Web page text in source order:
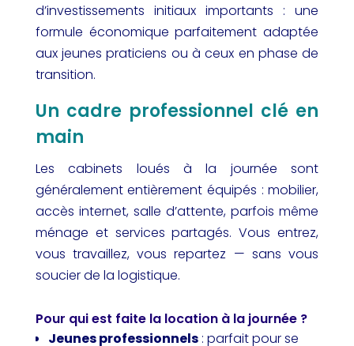
d’investissements initiaux importants : une
formule économique parfaitement adaptée
aux jeunes praticiens ou à ceux en phase de
transition.
Un cadre professionnel clé en
main
Les cabinets loués à la journée sont
généralement entièrement équipés : mobilier,
accès internet, salle d’attente, parfois même
ménage et services partagés. Vous entrez,
vous travaillez, vous repartez — sans vous
soucier de la logistique.
Pour qui est faite la location à la journée ?
Jeunes professionnels: parfait pour se